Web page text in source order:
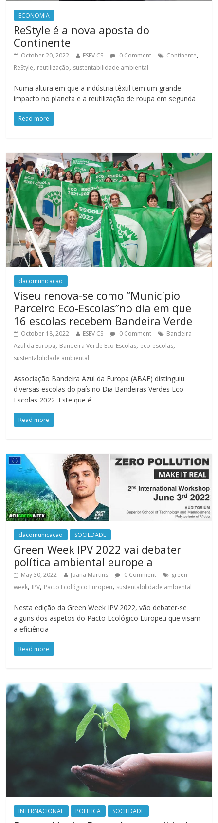
ECONOMIA
ReStyle é a nova aposta do
Continente
October 20, 2022 ESEV CS 0 Comment Continente,
ReStyle, reutilização, sustentabilidade ambiental
Numa altura em que a indústria têxtil tem um grande
impacto no planeta e a reutilização de roupa em segunda
Read more
dacomunicacao
Viseu renova-se como “Município
Parceiro Eco-Escolas”no dia em que
16 escolas recebem Bandeira Verde
October 18, 2022 ESEV CS 0 Comment
Bandeira
Azul da Europa, Bandeira Verde Eco-Escolas, eco-escolas,
sustentabilidade ambiental
Associação Bandeira Azul da Europa (ABAE) distinguiu
diversas escolas do país no Dia Bandeiras Verdes Eco-
Escolas 2022. Este que é
Read more
dacomunicacao SOCIEDADE
Green Week IPV 2022 vai debater
política ambiental europeia
May 30, 2022 Joana Martins 0 Comment
green
week, IPV, Pacto Ecológico Europeu, sustentabilidade ambiental
Nesta edição da Green Week IPV 2022, vão debater-se
alguns dos aspetos do Pacto Ecológico Europeu que visam
a eficiência
Read more
INTERNACIONAL POLITICA SOCIEDADE